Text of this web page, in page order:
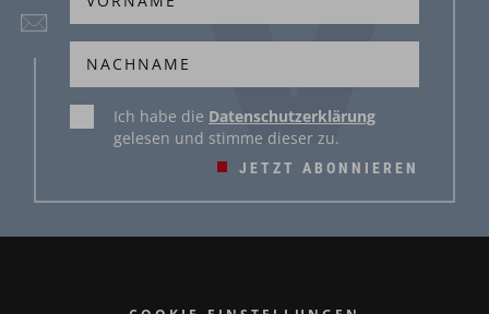
JETZT ABONNIEREN
Ich habe die Datenschutzerklärung
gelesen und stimme dieser zu.